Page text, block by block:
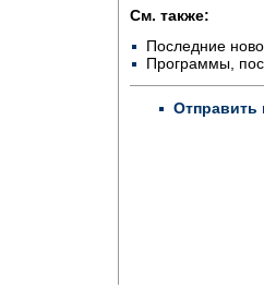
См. также:
Последние
Программы,
Отправить